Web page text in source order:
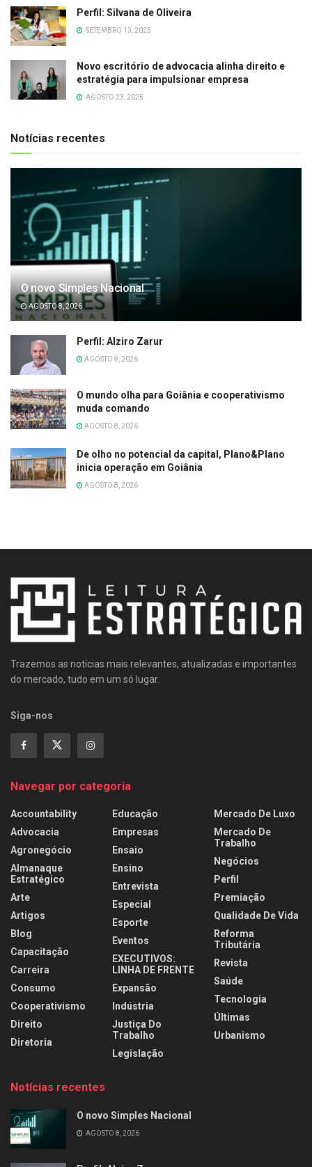
Perfil: Silvana de Oliveira
SETEMBRO 13, 2025
Novo escritório de advocacia alinha direito e
estratégia para impulsionar empresa
AGOSTO 23, 2025
Notícias recentes
O novo Simples Nacional
AGOSTO 8, 2026
Perfil: Alziro Zarur
AGOSTO 8, 2026
O mundo olha para Goiânia e cooperativismo
muda comando
AGOSTO 8, 2026
De olho no potencial da capital, Plano&Plano
inicia operação em Goiânia
AGOSTO 8, 2026
Trazemos as notícias mais relevantes, atualizadas e importantes
do mercado, tudo em um só lugar.
Siga-nos
Navegar por categoria
Accountability
Advocacia
Agronegócio
Almanaque
Estratégico
Arte
Artigos
Blog
Capacitação
Carreira
Consumo
Cooperativismo
Direito
Diretoria
Educação
Empresas
Ensaio
Ensino
Entrevista
Especial
Esporte
Eventos
EXECUTIVOS:
LINHA DE FRENTE
Expansão
Indústria
Justiça Do
Trabalho
Legislação
Mercado De Luxo
Mercado De
Trabalho
Negócios
Perfil
Premiação
Qualidade De Vida
Reforma
Tributária
Revista
Saúde
Tecnologia
Últimas
Urbanismo
Notícias recentes
O novo Simples Nacional
AGOSTO 8, 2026